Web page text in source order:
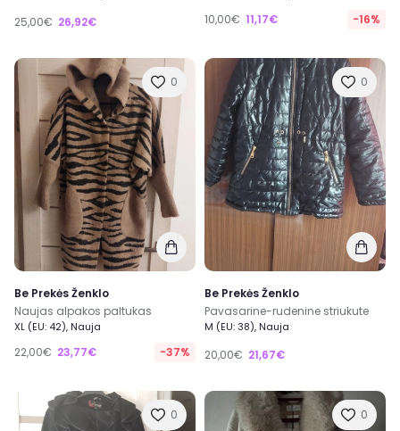
25,00€ 26,92€ 10,00€ 11,17€ -16%
0
Be Prekės Ženklo
Naujas alpakos paltukas
XL (EU: 42), Nauja
22,00€ 23,77€ -37%
0
Be Prekės Ženklo
Pavasarine-rudenine striukute
M (EU: 38), Nauja
20,00€ 21,67€
0 0